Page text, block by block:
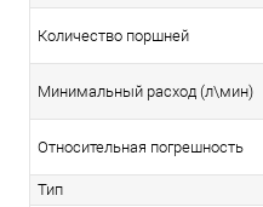
Количество поршней
Минимальный расход (л\мин)
Относительная погрешность
Тип